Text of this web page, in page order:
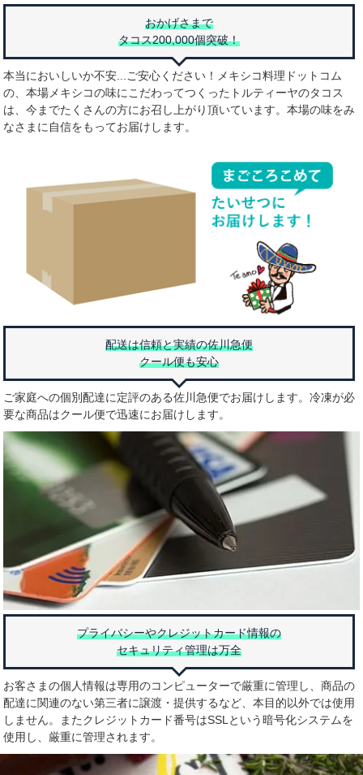
おかげさまで
タコス200,000個突破！
本当においしいか不安...ご安心ください！メキシコ料理ドットコム
の、本場メキシコの味にこだわってつくったトルティーヤのタコス
は、今までたくさんの方にお召し上がり頂いています。本場の味をみ
なさまに自信をもってお届けします。
配送は信頼と実績の佐川急便
クール便も安心
ご家庭への個別配達に定評のある佐川急便でお届けします。冷凍が必
要な商品はクール便で迅速にお届けします。
プライバシーやクレジットカード情報の
セキュリティ管理は万全
お客さまの個人情報は専用のコンピューターで厳重に管理し、商品の
配達に関連のない第三者に譲渡・提供するなど、本目的以外では使用
しません。またクレジットカード番号はSSLという暗号化システムを
使用し、厳重に管理されます。